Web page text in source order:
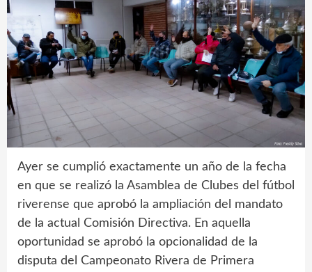
Ayer se cumplió exactamente un año de la fecha
en que se realizó la Asamblea de Clubes del fútbol
riverense que aprobó la ampliación del mandato
de la actual Comisión Directiva. En aquella
oportunidad se aprobó la opcionalidad de la
disputa del Campeonato Rivera de Primera